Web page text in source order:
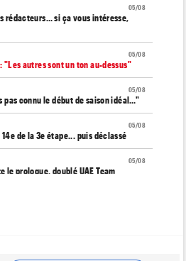
05/08
rédacteurs… si ça vous intéresse,
05/08
autres sont un ton au-dessus"
05/08
pas connu le début de saison idéal…"
05/08
de la 3e étape... puis déclassé
05/08
le prologue, doublé UAE Team
du Mont Ventoux..."